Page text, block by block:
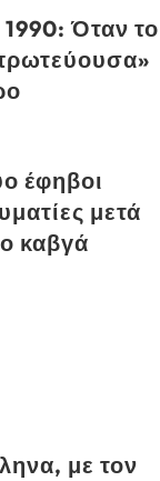
Όταν το
έφηβοι
μετά
καβγά
με τον